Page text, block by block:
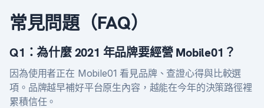
常見問題（FAQ）
Q1：為什麼 2021 年品牌要經營 Mobile01？
因為使用者正在 Mobile01 看見品牌、查證心得與比較選
項。品牌越早補好平台原生內容，越能在今年的決策路徑裡
累積信任。